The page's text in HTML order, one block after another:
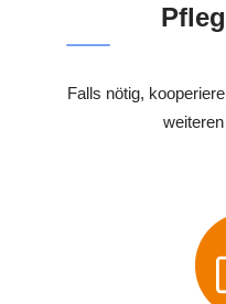
Falls nötig,